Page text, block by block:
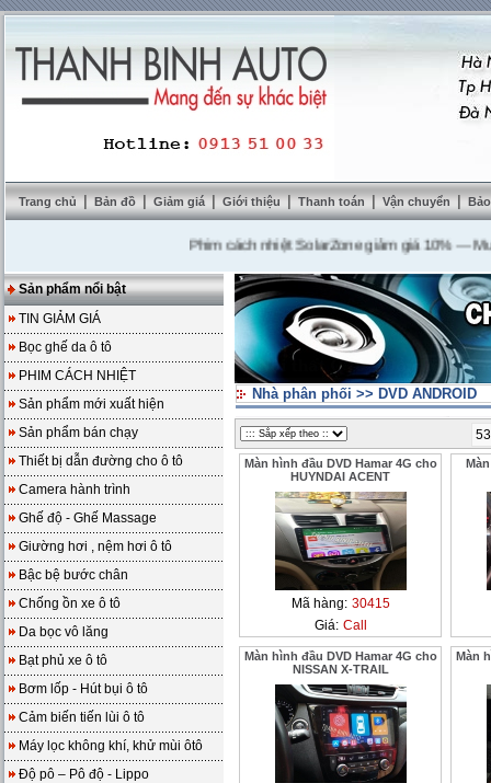
Trang chủ | Bản đồ | Giảm giá | Giới thiệu | Thanh toán | Vận chuyển |
Phim cách nhiệt SolarZone giảm giá 10%---Mua
Sản phẩm nổi bật
TIN GIẢM GIÁ
Bọc ghế da ô tô
PHIM CÁCH NHIỆT
Sản phẩm mới xuất hiện
Sản phẩm bán chạy
Thiết bị dẫn đường cho ô tô
Camera hành trình
Ghế độ - Ghế Massage
Giường hơi , nệm hơi ô tô
Bậc bệ bước chân
Chống ồn xe ô tô
Da bọc vô lăng
Bạt phủ xe ô tô
Bơm lốp - Hút bụi ô tô
Cảm biến tiến lùi ô tô
Máy lọc không khí, khử mùi ôtô
Độ pô – Pô độ - Lippo
Nhà phân phối >> DVD ANDROID
Màn hình đầu DVD Hamar 4G cho
HUYNDAI ACENT
Mã hàng: 30415
Giá: Call
Màn hình đầu DVD Hamar 4G cho
NISSAN X-TRAIL
Màn